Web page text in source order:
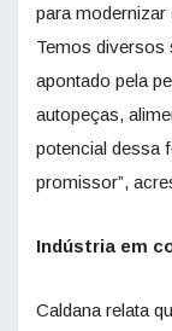
para modernizar
Temos diversos
apontado pela
autopeças,
potencial dessa
promissor”,
Indústria em
Caldana relata